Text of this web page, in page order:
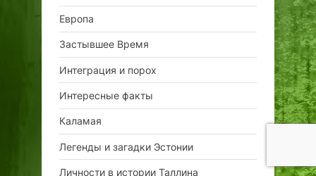
Европа
Застывшее Время
Интеграция и порох
Интересные факты
Каламая
Легенды и загадки Эстонии
Личности в истории Таллина